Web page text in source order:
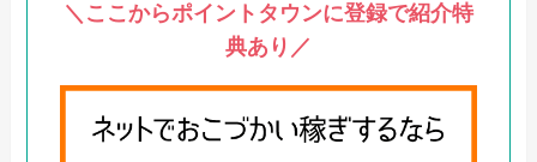
＼ここからポイントタウンに登録で紹介特
典あり／